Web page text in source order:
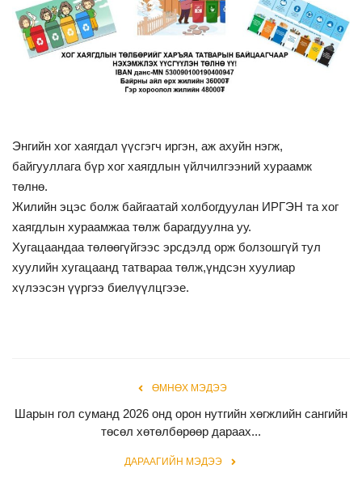
Хууль тогтоомж
Энгийн хог хаягдал үүсгэгч иргэн, аж ахуйн нэгж,
байгууллага бүр хог хаягдлын үйлчилгээний хураамж
төлнө.
Жилийн эцэс болж байгаатай холбогдуулан ИРГЭН та хог
хаягдлын хураамжаа төлж барагдуулна уу.
Хугацаандаа төлөөгүйгээс эрсдэлд орж болзошгүй тул
хуулийн хугацаанд татвараа төлж,үндсэн хуулиар
хүлээсэн үүргээ биелүүлцгээе.
ӨМНӨХ МЭДЭЭ
Шарын гол суманд 2026 онд орон нутгийн хөгжлийн сангийн
төсөл хөтөлбөрөөр дараах...
ДАРААГИЙН МЭДЭЭ